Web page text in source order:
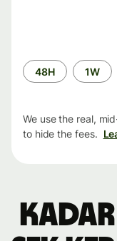
Time
period
48H 1W
We use the real,
to hide the fees.